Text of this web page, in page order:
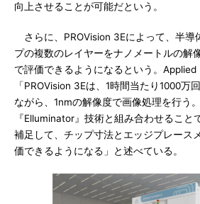
向上させることが可能だという。
さらに、PROVision 3Eによって、半導
プの複数のレイヤーをナノメートルの解
で評価できるようになるという。Applied
「PROVision 3Eは、1時間当たり1000万
ながら、1nmの解像度で画像処理を行う。
『Elluminator』技術と組み合わせること
補足して、チップ寸法とエッジプレース
価できるようになる」と述べている。